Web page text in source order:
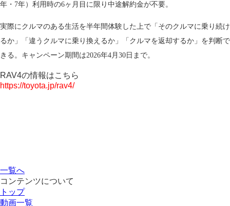
年・7年）利用時の6ヶ月目に限り中途解約金が不要。
実際にクルマのある生活を半年間体験した上で「そのクルマに乗り続け
るか」「違うクルマに乗り換えるか」「クルマを返却するか」を判断で
きる。キャンペーン期間は2026年4月30日まで。
RAV4の情報はこちら
https://toyota.jp/rav4/
一覧へ
コンテンツについて
トップ
動画一覧